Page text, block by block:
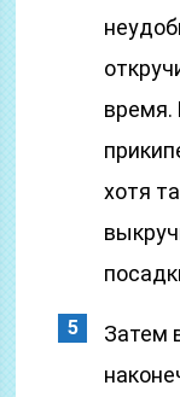
время.
хотя
Затем